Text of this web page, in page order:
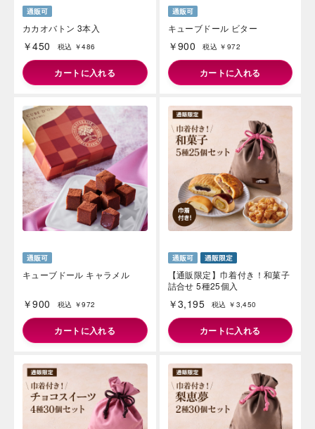
カカオバトン 3本入
￥450 税込 ￥486
カートに入れる
キューブドール ビター
￥900 税込 ￥972
カートに入れる
キューブドール キャラメル
￥900 税込 ￥972
カートに入れる
【通販限定】巾着付き！和菓子
詰合せ 5種25個入
￥3,195 税込 ￥3,450
カートに入れる